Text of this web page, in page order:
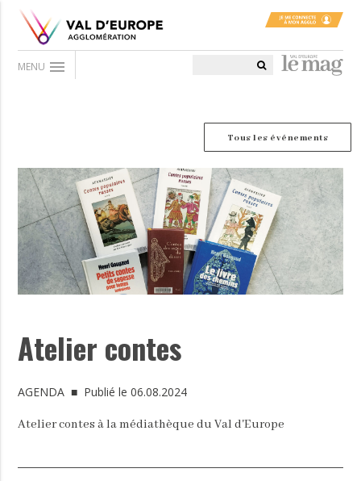
MENU menu
Tous les événements
Atelier contes
AGENDA ■ Publié le 06.08.2024
Atelier contes à la médiathèque du Val d'Europe